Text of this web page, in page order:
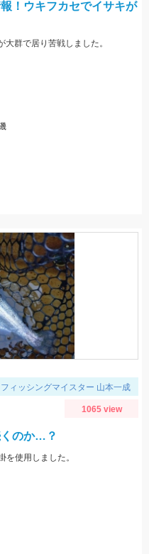
！ウキフカセでイサキが
群で居り苦戦しました。
ィッシングマイスター 山本一成
1065 view
のか…？
を使用しました。